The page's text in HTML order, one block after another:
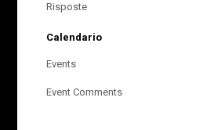
Risposte
Calendario
Events
Event Comments